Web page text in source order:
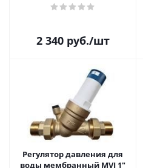
2 340руб./шт
Регулятор давления для
воды мембранный MVI 1"